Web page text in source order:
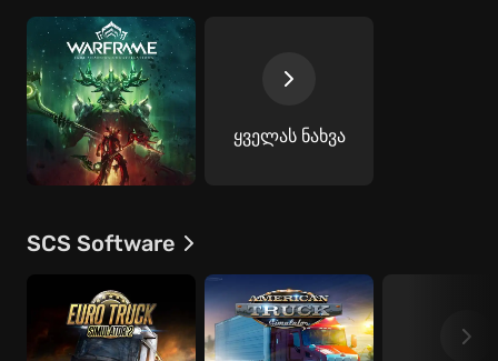
ყველას ნახვა
SCS Software